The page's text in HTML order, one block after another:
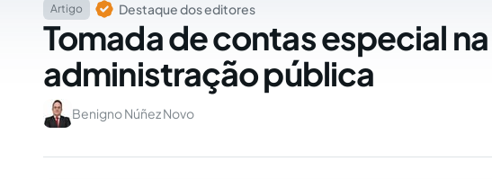
Artigo Destaque dos editores
Tomada de contas especial na
administração pública
Benigno Núñez Novo